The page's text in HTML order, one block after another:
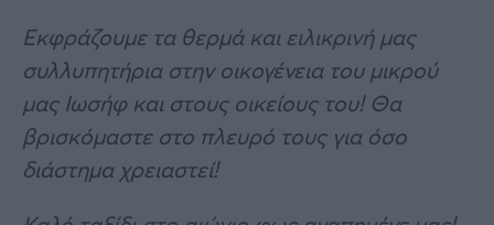
Εκφράζουμε τα θερμά και ειλικρινή μας
συλλυπητήρια στην οικογένεια του μικρού
μας Ιωσήφ και στους οικείους του! Θα
βρισκόμαστε στο πλευρό τους για όσο
διάστημα χρειαστεί!